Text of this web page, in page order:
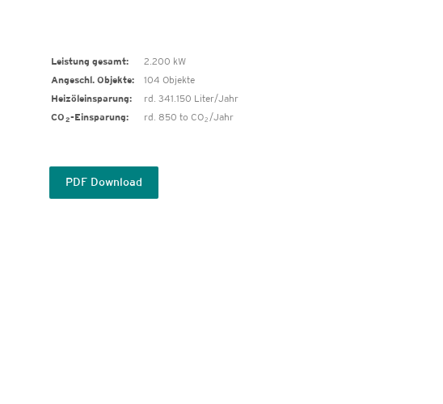
Leistung gesamt:
2.200 kW
Angeschl. Objekte:
104 Objekte
Heizöleinsparung:
rd. 341.150 Liter/Jahr
CO 2-Einsparung: rd. 850 to CO2 /Jahr
PDF Download